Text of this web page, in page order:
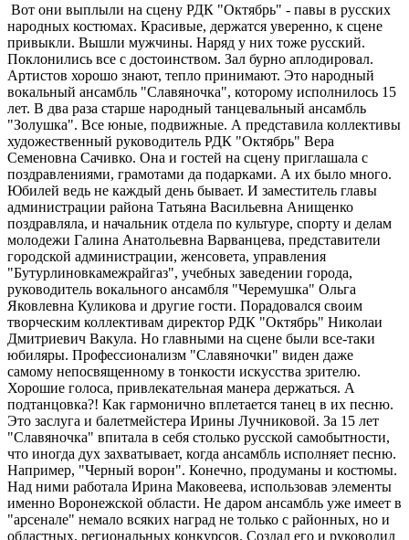
Вот они выплыли на сцену РДК "Октябрь" - павы в русских
народных костюмах. Красивые, держатся уверенно, к сцене
привыкли. Вышли мужчины. Наряд у них тоже русский.
Поклонились все с достоинством. Зал бурно аплодировал.
Артистов хорошо знают, тепло принимают. Это народный
вокальный ансамбль "Славяночка", которому исполнилось 15
лет. В два раза старше народный танцевальный ансамбль
"Золушка". Все юные, подвижные. А представила коллективы
художественный руководитель РДК "Октябрь" Вера
Семеновна Сачивко. Она и гостей на сцену приглашала с
поздравлениями, грамотами да подарками. А их было много.
Юбилей ведь не каждый день бывает. И заместитель главы
администрации района Татьяна Васильевна Анищенко
поздравляла, и начальник отдела по культуре, спорту и делам
молодежи Галина Анатольевна Варванцева, представители
городской администрации, женсовета, управления
"Бутурлиновкамежрайгаз", учебных заведении города,
руководитель вокального ансамбля "Черемушка" Ольга
Яковлевна Куликова и другие гости. Порадовался своим
творческим коллективам директор РДК "Октябрь" Николаи
Дмитриевич Вакула. Но главными на сцене были все-таки
юбиляры. Профессионализм "Славяночки" виден даже
самому непосвященному в тонкости искусства зрителю.
Хорошие голоса, привлекательная манера держаться. А
подтанцовка?! Как гармонично вплетается танец в их песню.
Это заслуга и балетмейстера Ирины Лучниковой. За 15 лет
"Славяночка" впитала в себя столько русской самобытности,
что иногда дух захватывает, когда ансамбль исполняет песню.
Например, "Черный ворон". Конечно, продуманы и костюмы.
Над ними работала Ирина Маковеева, использовав элементы
именно Воронежской области. Не даром ансамбль уже имеет в
"арсенале" немало всяких наград не только с районных, но и
областных, региональных конкурсов. Создал его и руководил